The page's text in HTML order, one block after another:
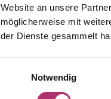
Website an unsere
möglicherweise mit
der Dienste gesammelt
Notwendig